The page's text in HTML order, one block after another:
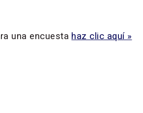
una encuesta haz clic aquí »